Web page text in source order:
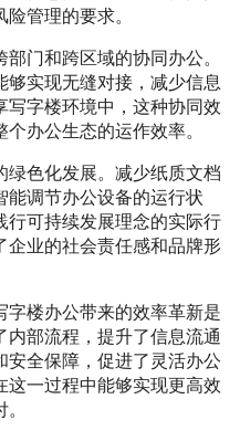
管理的要求。
门和跨区域的协同办公。
实现无缝对接，减少信息
写字楼环境中，这种协同效
办公生态的运作效率。
绿色化发展。减少纸质文档
能调节办公设备的运行状
行可持续发展理念的实际行
企业的社会责任感和品牌形
字楼办公带来的效率革新是
内部流程，提升了信息流通
安全保障，促进了灵活办公
这一过程中能够实现更高效